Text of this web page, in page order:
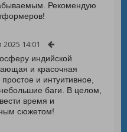
Рекомендую
2025 14:01
индийской
и красочная
и интуитивное,
баги. В целом,
время и
сюжетом!